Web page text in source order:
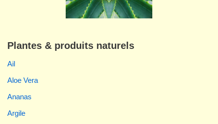
Plantes & produits naturels
Ail
Aloe Vera
Ananas
Argile